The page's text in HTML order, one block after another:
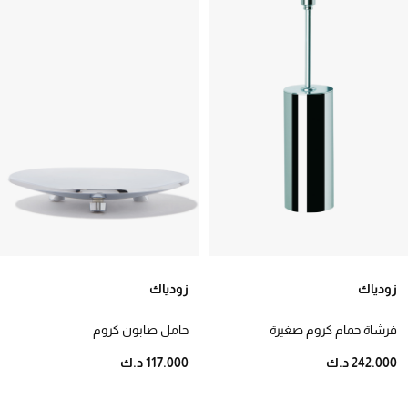
فرشاة حمام كروم صغيرة
زودياك
242.000 د.ك
حامل صابون كروم
زودياك
117.000 د.ك